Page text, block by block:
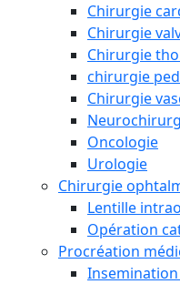
Chirurgie
Chirurgie
Chirurgie
chirurgie
Chirurgie
Oncologie
Urologie
Chirurgie
Lentille
Opération
Procréation